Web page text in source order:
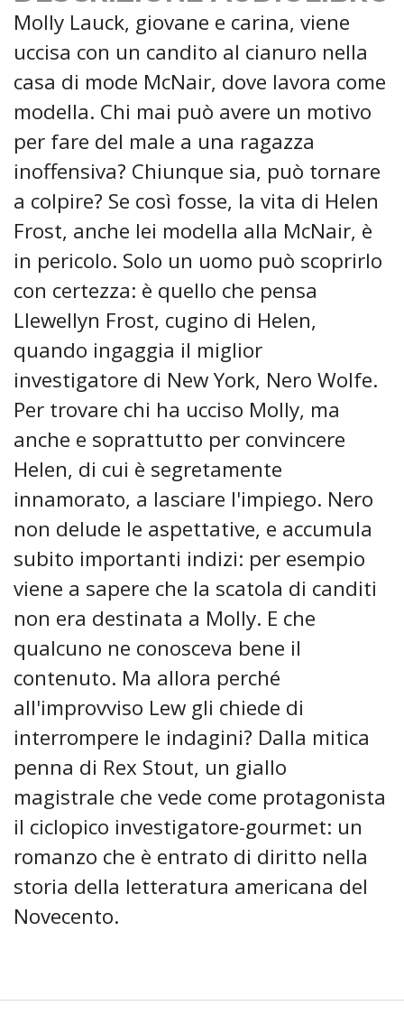
Molly Lauck, giovane e carina, viene
uccisa con un candito al cianuro nella
casa di mode McNair, dove lavora come
modella. Chi mai può avere un motivo
per fare del male a una ragazza
inoffensiva? Chiunque sia, può tornare
a colpire? Se così fosse, la vita di Helen
Frost, anche lei modella alla McNair, è
in pericolo. Solo un uomo può scoprirlo
con certezza: è quello che pensa
Llewellyn Frost, cugino di Helen,
quando ingaggia il miglior
investigatore di New York, Nero Wolfe.
Per trovare chi ha ucciso Molly, ma
anche e soprattutto per convincere
Helen, di cui è segretamente
innamorato, a lasciare l'impiego. Nero
non delude le aspettative, e accumula
subito importanti indizi: per esempio
viene a sapere che la scatola di canditi
non era destinata a Molly. E che
qualcuno ne conosceva bene il
contenuto. Ma allora perché
all'improvviso Lew gli chiede di
interrompere le indagini? Dalla mitica
penna di Rex Stout, un giallo
magistrale che vede come protagonista
il ciclopico investigatore-gourmet: un
romanzo che è entrato di diritto nella
storia della letteratura americana del
Novecento.